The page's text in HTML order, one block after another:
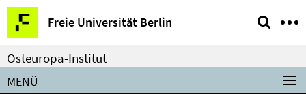
Springe
direkt
zu
Inhalt
Freie Universität Berlin
Service-
Navigation
Osteuropa-Institut
MENÜ